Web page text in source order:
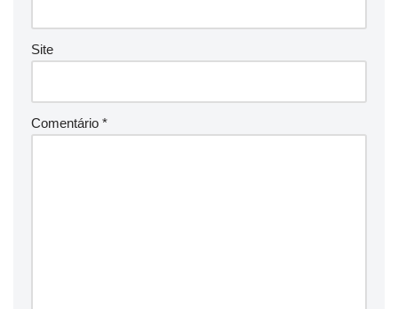
Site
Comentário *